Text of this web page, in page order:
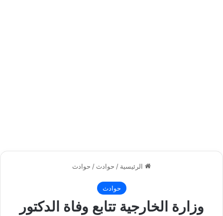
الرئيسية / حوادث / حوادث
حوادث
وزارة الخارجية تتابع وفاة الدكتور